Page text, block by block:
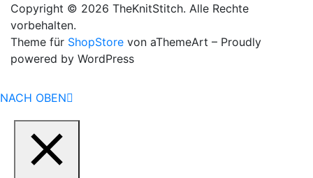
Copyright © 2026 TheKnitStitch. Alle Rechte
vorbehalten.
Theme für ShopStore von aThemeArt – Proudly
powered by WordPress
NACH OBEN